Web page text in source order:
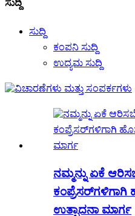
ಸುದ್ದಿ
ಸುದ್ದಿ
ಕಂಪನಿ ಸುದ್ದಿ
ಉದ್ಯಮ ಸುದ್ದಿ
ನಮ್ಮನ್ನು ಏಕೆ
ಕಂಪ್ರೆಸರ್‌ಗಳಿಗಾಗಿ
ಉತ್ಪಾದನಾ ಮಾರ್ಗ